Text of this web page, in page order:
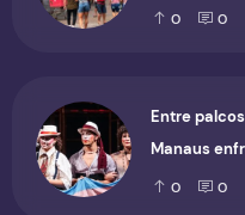
0 0
Entre
Manaus
cenário
0 0